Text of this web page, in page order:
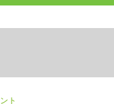
ト